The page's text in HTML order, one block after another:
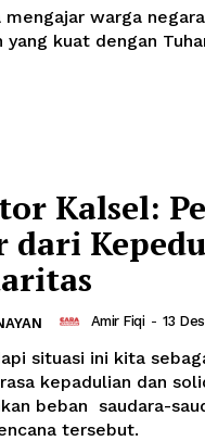
mengajar warga
yang kuat dengan
Kalsel:
dari
Amir Fiqi - 13
situasi ini kita
kepadulian dan
beban saudara-
tersebut.